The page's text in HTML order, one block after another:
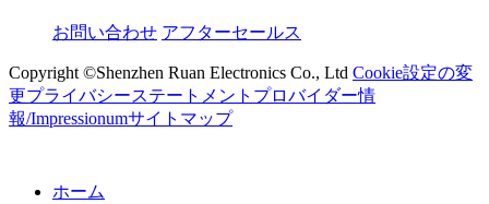
お問い合わせ アフターセールス
Copyright ©Shenzhen Ruan Electronics Co., Ltd Cookie設定の変
更プライバシーステートメント プロバイダー情
報/Impressionumサイトマップ
ホーム